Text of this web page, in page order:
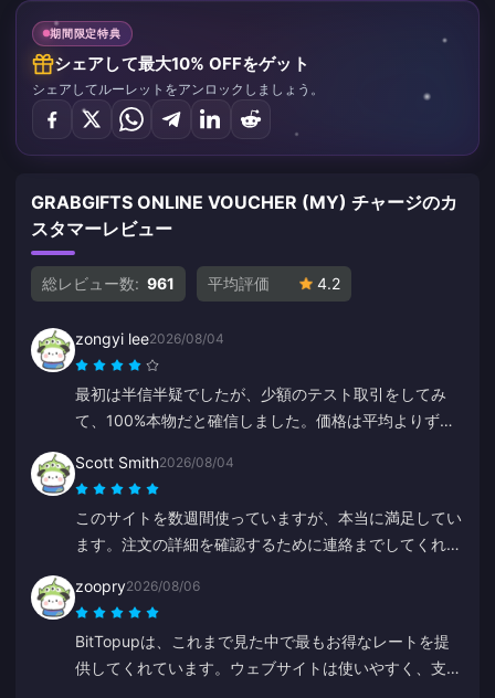
期間限定特典
シェアして最大10% OFFをゲット
シェアしてルーレットをアンロックしましょう。
GRABGIFTS ONLINE VOUCHER (MY) チャージのカ
スタマーレビュー
総レビュー数: 961 平均評価 4.2
zongyi lee2026/08/04
最初は半信半疑でしたが、少額のテスト取引をしてみ
て、100%本物だと確信しました。価格は平均よりずっ
価格が続く限り、ここを使い続けます。
Scott Smith2026/08/04
このサイトを数週間使っていますが、本当に満足してい
ます。注文の詳細を確認するために連絡までしてくれま
りました。
zoopry2026/08/06
BitTopupは、これまで見た中で最もお得なレートを提
供してくれています。ウェブサイトは使いやすく、支払